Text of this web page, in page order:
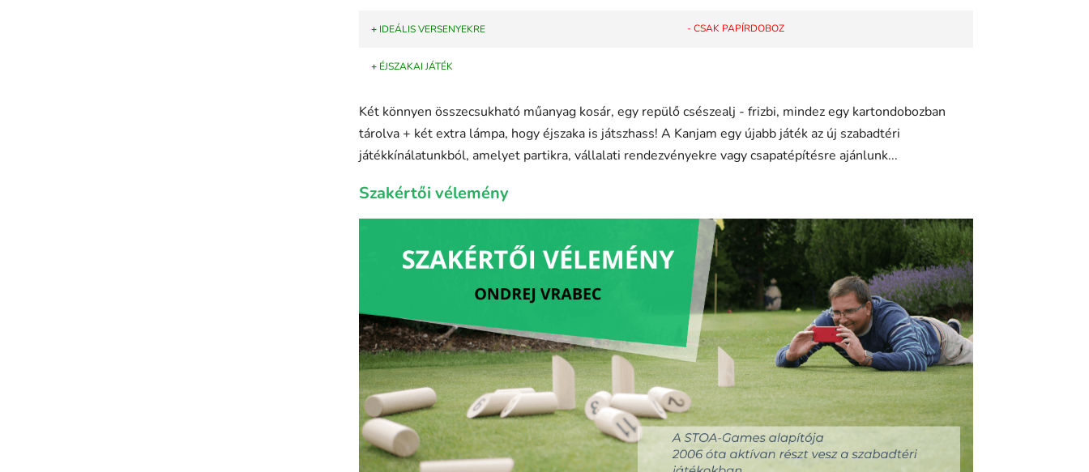
+ IDEÁLIS VERSENYEKRE - CSAK PAPÍRDOBOZ
+ ÉJSZAKAI JÁTÉK
Két könnyen összecsukható műanyag kosár, egy repülő csészealj - frizbi, mindez egy kartondobozban
tárolva + két extra lámpa, hogy éjszaka is játszhass! A Kanjam egy újabb játék az új szabadtéri
játékkínálatunkból, amelyet partikra, vállalati rendezvényekre vagy csapatépítésre ajánlunk...
Szakértői vélemény